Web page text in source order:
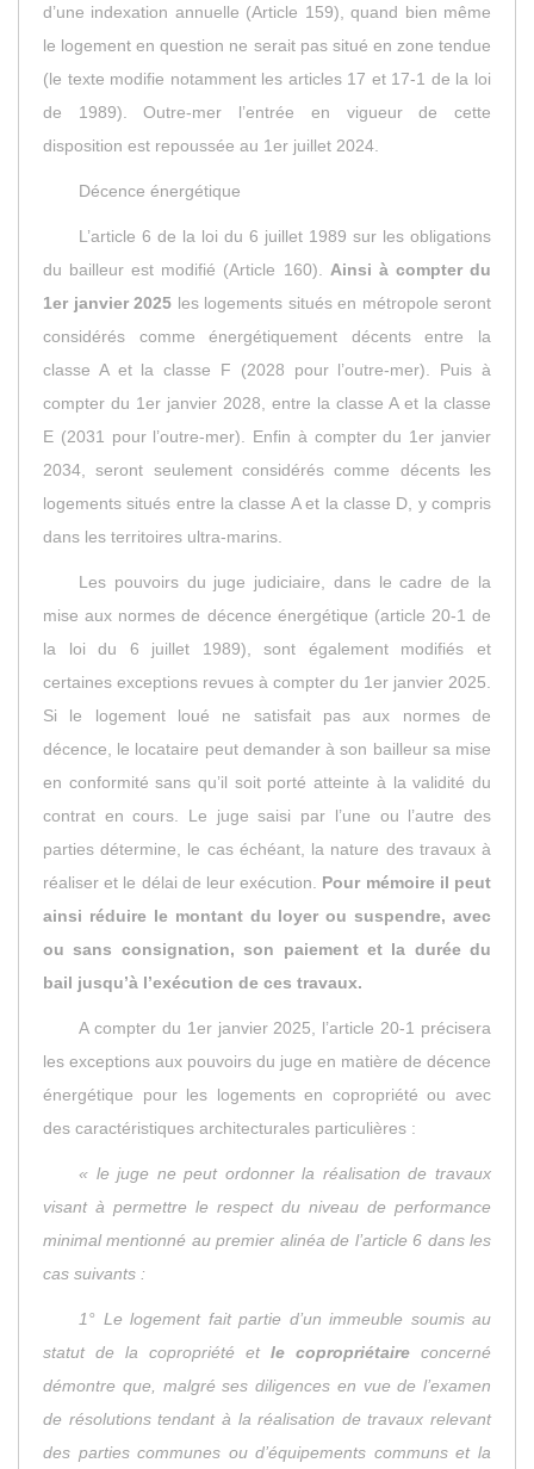
d’une indexation annuelle (Article 159), quand bien même
le logement en question ne serait pas situé en zone tendue
(le texte modifie notamment les articles 17 et 17-1 de la loi
de 1989). Outre-mer l’entrée en vigueur de cette
disposition est repoussée au 1er juillet 2024.
Décence énergétique
L’article 6 de la loi du 6 juillet 1989 sur les obligations
du bailleur est modifié (Article 160).
Ainsi à compter du
1er janvier 2025 les logements situés en métropole seront
considérés comme énergétiquement décents entre la
classe A et la classe F (2028 pour l’outre-mer). Puis à
compter du 1er janvier 2028, entre la classe A et la classe
E (2031 pour l’outre-mer). Enfin à compter du 1er janvier
2034, seront seulement considérés comme décents les
logements situés entre la classe A et la classe D, y compris
dans les territoires ultra-marins.
Les pouvoirs du juge judiciaire, dans le cadre de la
mise aux normes de décence énergétique (article 20-1 de
la loi du 6 juillet 1989), sont également modifiés et
certaines exceptions revues à compter du 1er janvier 2025.
Si le logement loué ne satisfait pas aux normes de
décence, le locataire peut demander à son bailleur sa mise
en conformité sans qu’il soit porté atteinte à la validité du
contrat en cours. Le juge saisi par l’une ou l’autre des
parties détermine, le cas échéant, la nature des travaux à
réaliser et le délai de leur exécution. Pour mémoire il peut
ainsi réduire le montant du loyer ou suspendre, avec
ou sans consignation, son paiement et la durée du
bail jusqu’à l’exécution de ces travaux.
A compter du 1er janvier 2025, l’article 20-1 précisera
les exceptions aux pouvoirs du juge en matière de décence
énergétique pour les logements en copropriété ou avec
des caractéristiques architecturales particulières :
« le juge ne peut ordonner la réalisation de travaux
visant à permettre le respect du niveau de performance
minimal mentionné au premier alinéa de l’article 6 dans les
cas suivants :
1° Le logement fait partie d’un immeuble soumis au
statut de la copropriété et le copropriétaire concerné
démontre que, malgré ses diligences en vue de l’examen
de résolutions tendant à la réalisation de travaux relevant
des parties communes ou d’équipements communs et la